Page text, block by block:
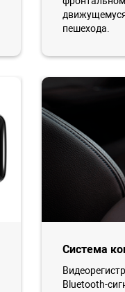
пешехода.
Система
Bluetooth-